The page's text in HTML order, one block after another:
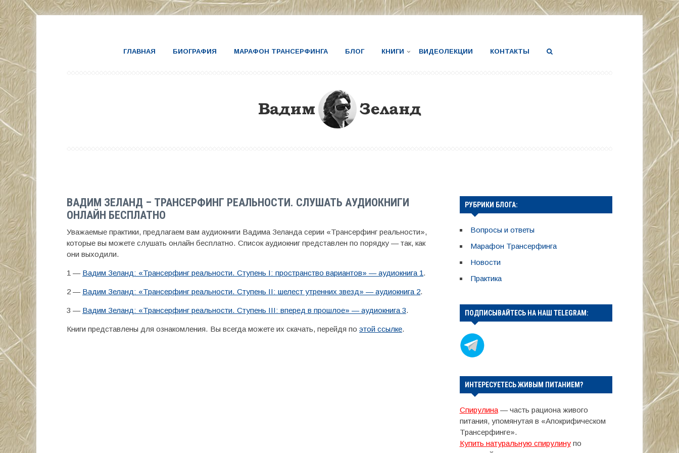
ГЛАВНАЯ БИОГРАФИЯ МАРАФОН ТРАНСЕРФИНГА БЛОГ КНИГИ ВИДЕОЛЕКЦИИ КОНТАКТЫ
ВАДИМ ЗЕЛАНД – ТРАНСЕРФИНГ РЕАЛЬНОСТИ. СЛУШАТЬ АУДИОКНИГИ
ОНЛАЙН БЕСПЛАТНО
Уважаемые практики, предлагаем вам аудиокниги Вадима Зеланда серии «Трансерфинг реальности»,
которые вы можете слушать онлайн бесплатно. Список аудиокниг представлен по порядку — так, как
они выходили.
1 — Вадим Зеланд: «Трансерфинг реальности. Ступень I: пространство вариантов» — аудиокнига 1.
2 — Вадим Зеланд: «Трансерфинг реальности. Ступень II: шелест утренних звезд» — аудиокнига 2.
3 — Вадим Зеланд: «Трансерфинг реальности. Ступень III: вперед в прошлое» — аудиокнига 3.
Книги представлены для ознакомления. Вы всегда можете их скачать, перейдя по этой ссылке.
РУБРИКИ БЛОГА:
Вопросы и ответы
Марафон Трансерфинга
Новости
Практика
ПОДПИСЫВАЙТЕСЬ НА НАШ TELEGRAM:
ИНТЕРЕСУЕТЕСЬ ЖИВЫМ ПИТАНИЕМ?
Спирулина— часть рациона живого
питания, упомянутая в «Апокрифическом
Трансерфинге».
Купить натуральную спирулинупо